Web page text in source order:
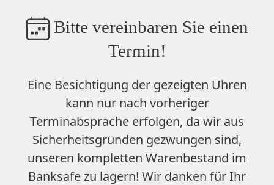
Bitte vereinbaren Sie einen
Termin!
Eine Besichtigung der gezeigten Uhren
kann nur nach vorheriger
Terminabsprache erfolgen, da wir aus
Sicherheitsgründen gezwungen sind,
unseren kompletten Warenbestand im
Banksafe zu lagern! Wir danken für Ihr